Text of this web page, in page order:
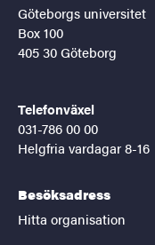
Göteborgs universitet
Box 100
405 30 Göteborg
Telefonväxel
031-786 00 00
Helgfria vardagar 8-16
Besöksadress
Hitta organisation